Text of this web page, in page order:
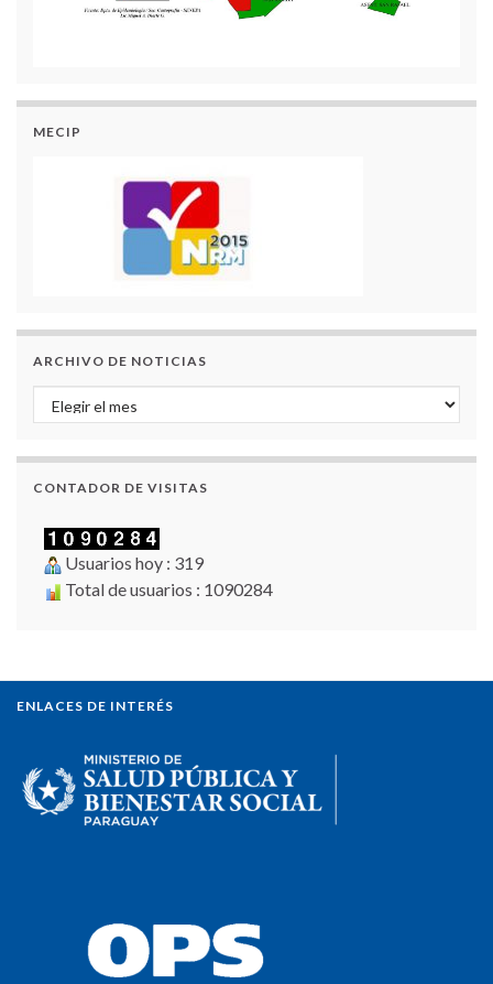
MECIP
ARCHIVO DE NOTICIAS
Archivo de Noticias
CONTADOR DE VISITAS
Usuarios hoy : 319
Total de usuarios : 1090284
ENLACES DE INTERÉS